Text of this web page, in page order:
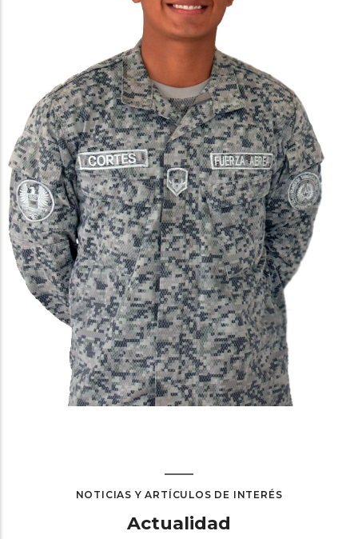
NOTICIAS Y ARTÍCULOS DE INTERÉS
Actualidad